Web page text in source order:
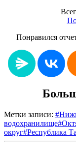
Понравился
Метки записи: #
водохранилище#
округ#Республика